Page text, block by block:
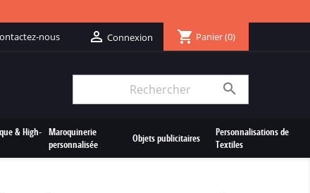
nous  Connexion shopping_cart Panier(0)

& High- Maroquinerie
personnalisée
Objets publicitaires
Personnalisations de
Textiles